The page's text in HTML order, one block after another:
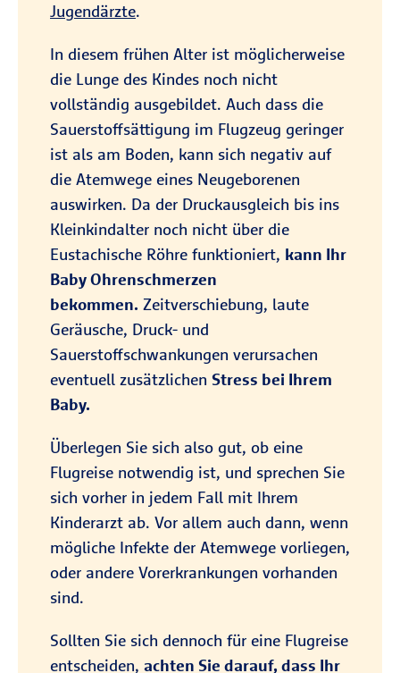
Jugendärzte.
In diesem frühen Alter ist möglicherweise
die Lunge des Kindes noch nicht
vollständig ausgebildet. Auch dass die
Sauerstoffsättigung im Flugzeug geringer
ist als am Boden, kann sich negativ auf
die Atemwege eines Neugeborenen
auswirken. Da der Druckausgleich bis ins
Kleinkindalter noch nicht über die
Eustachische Röhre funktioniert, kann Ihr
Baby Ohrenschmerzen
bekommen. Zeitverschiebung, laute
Geräusche, Druck- und
Sauerstoffschwankungen verursachen
eventuell zusätzlichen Stress bei Ihrem
Baby.
Überlegen Sie sich also gut, ob eine
Flugreise notwendig ist, und sprechen Sie
sich vorher in jedem Fall mit Ihrem
Kinderarzt ab. Vor allem auch dann, wenn
mögliche Infekte der Atemwege vorliegen,
oder andere Vorerkrankungen vorhanden
sind.
Sollten Sie sich dennoch für eine Flugreise
entscheiden, achten Sie darauf, dass Ihr